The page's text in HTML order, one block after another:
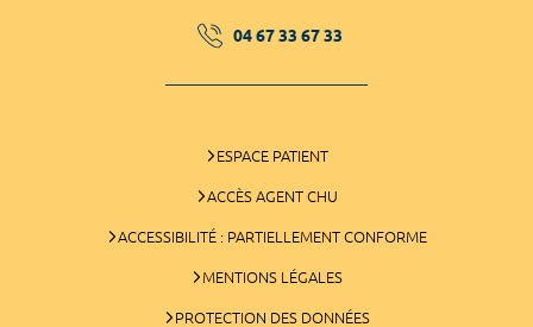
04 67 33 67 33
ESPACE PATIENT
ACCÈS AGENT CHU
ACCESSIBILITÉ : PARTIELLEMENT CONFORME
MENTIONS LÉGALES
PROTECTION DES DONNÉES